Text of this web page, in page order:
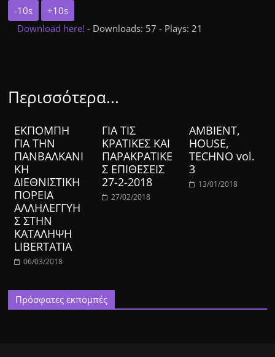
-10s
+10s
Download here!- Downloads: 57 - Plays: 21
Περισσότερα...
ΕΚΠΟΜΠΗ
ΓΙΑ ΤΗΝ
ΠΑΝΒΑΛΚΑΝΙ
ΚΗ
ΔΙΕΘΝΙΣΤΙΚΗ
ΠΟΡΕΙΑ
ΑΛΛΗΛΕΓΓΥΗ
Σ ΣΤΗΝ
ΚΑΤΑΛΗΨΗ
LIBERTATIA
06/03/2018
ΓΙΑ ΤΙΣ
ΚΡΑΤΙΚΕΣ ΚΑΙ
ΠΑΡΑΚΡΑΤΙΚΕ
Σ ΕΠΙΘΕΣΕΙΣ
27-2-2018
27/02/2018
AMBIENT,
HOUSE,
TECHNO vol.
3
13/01/2018
Πρόσφατες εκπομπές